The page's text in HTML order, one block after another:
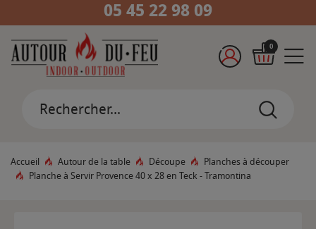
05 45 22 98 09
0
Accueil Autour de la table Découpe
Planches à découper
Planche à Servir Provence 40 x 28 en Teck - Tramontina